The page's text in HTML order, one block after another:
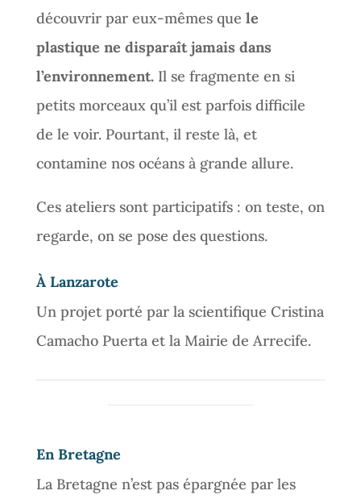
découvrir par eux-mêmes que le
plastique ne disparaît jamais dans
l’environnement.Il se fragmente en si
petits morceaux qu’il est parfois difficile
de le voir. Pourtant, il reste là, et
contamine nos océans à grande allure.
​Ces ateliers sont participatifs : on teste, on
regarde, on se pose des questions.
À Lanzarote
Un projet porté par la scientifique Cristina
Camacho Puerta et la Mairie de Arrecife.
En Bretagne
La Bretagne n’est pas épargnée par les